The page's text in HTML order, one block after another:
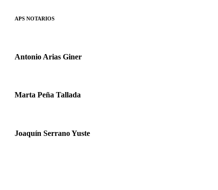
APS NOTARIOS
Antonio Arias Giner
Marta Peña Tallada
Joaquín Serrano Yuste